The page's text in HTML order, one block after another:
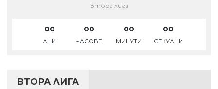
Втора лига
00
ДНИ
00
ЧАСОВЕ
00
МИНУТИ
00
СЕКУДНИ
ВТОРА ЛИГА